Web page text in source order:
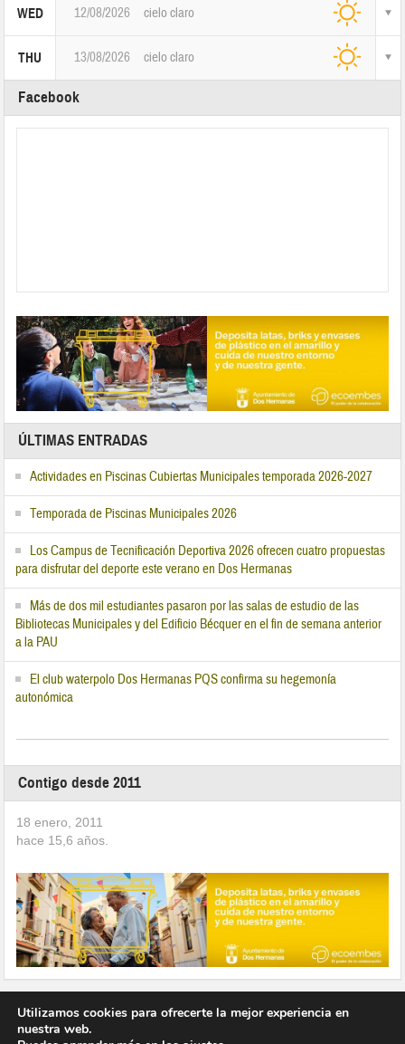
WED 12/08/2026 cielo claro
THU 13/08/2026 cielo claro
Facebook
ÚLTIMAS ENTRADAS
Actividades en Piscinas Cubiertas Municipales temporada 2026-2027
Temporada de Piscinas Municipales 2026
Los Campus de Tecnificación Deportiva 2026 ofrecen cuatro propuestas
para disfrutar del deporte este verano en Dos Hermanas
Más de dos mil estudiantes pasaron por las salas de estudio de las
Bibliotecas Municipales y del Edificio Bécquer en el fin de semana anterior
a la PAU
El club waterpolo Dos Hermanas PQS confirma su hegemonía
autonómica
Contigo desde 2011
18 enero, 2011
hace 15,6 años.
Utilizamos cookies para ofrecerte la mejor experiencia en
nuestra web.